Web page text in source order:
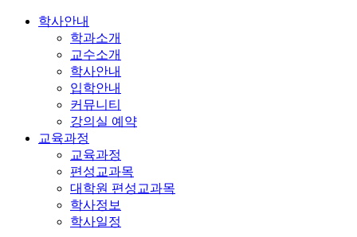
학사안내
학과소개
교수소개
학사안내
입학안내
커뮤니티
강의실 예약
교육과정
교육과정
편성교과목
대학원 편성교과목
학사정보
학사일정